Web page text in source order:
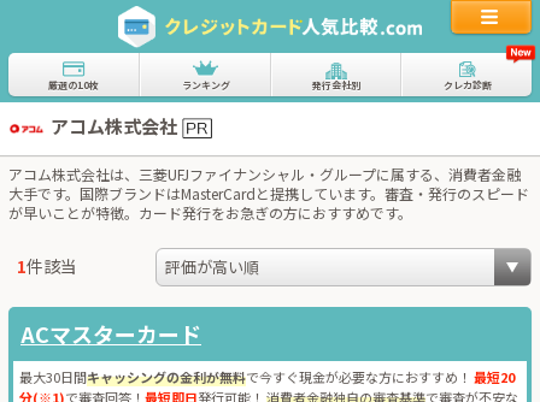
厳選の10枚 ランキング 発行会社別 クレカ診断
アコム株式会社
アコム株式会社は、三菱UFJファイナンシャル・グループに属する、消費者金融
大手です。国際ブランドはMasterCardと提携しています。審査・発行のスピード
が早いことが特徴。カード発行をお急ぎの方におすすめです。
1件該当
ACマスターカード
最大30日間キャッシングの金利が無料で今すぐ現金が必要な方におすすめ！ 最短20
分(※1)で審査回答！ 最短即日発行可能！ 消費者金融独自の審査基準で審査が不安な